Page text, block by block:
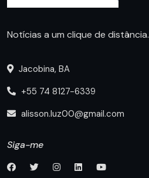
Notícias a um clique de distância.
Jacobina, BA
+55 74 8127-6339
alisson.luz00@gmail.com
Siga-me